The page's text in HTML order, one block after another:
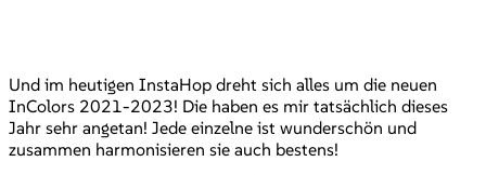
Und im heutigen InstaHop dreht sich alles um die neuen
InColors 2021-2023! Die haben es mir tatsächlich dieses
Jahr sehr angetan! Jede einzelne ist wunderschön und
zusammen harmonisieren sie auch bestens!